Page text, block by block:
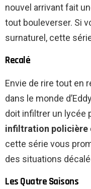
nouvel arrivant fait
tout bouleverser. Si
surnaturel, cette
Recalé
Envie de rire tout en
dans le monde
doit infiltrer un lycée
infiltration policière
cette série vous
des situations
Les Quatre Saisons